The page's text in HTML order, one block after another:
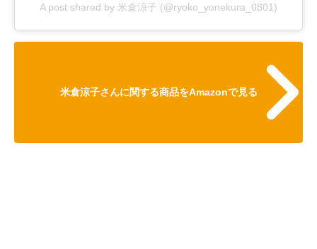
A post shared by 米倉涼子 (@ryoko_yonekura_0801)
米倉涼子さんに関する商品をAmazonで見る